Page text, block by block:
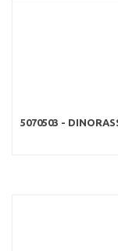
5070503 -